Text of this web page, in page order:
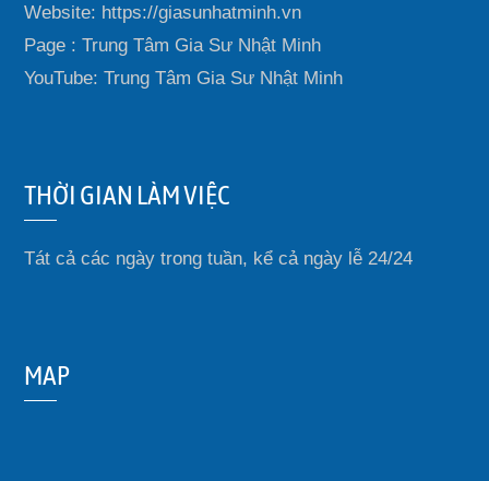
Website: https://giasunhatminh.vn
Page : Trung Tâm Gia Sư Nhật Minh
YouTube: Trung Tâm Gia Sư Nhật Minh
THỜI GIAN LÀM VIỆC
Tát cả các ngày trong tuần, kể cả ngày lễ 24/24
MAP